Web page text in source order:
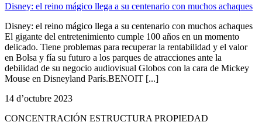
Disney: el reino mágico llega a su centenario con muchos achaques
Disney: el reino mágico llega a su centenario con muchos achaques
El gigante del entretenimiento cumple 100 años en un momento
delicado. Tiene problemas para recuperar la rentabilidad y el valor
en Bolsa y fía su futuro a los parques de atracciones ante la
debilidad de su negocio audiovisual Globos con la cara de Mickey
Mouse en Disneyland París.BENOIT [...]
14 d’octubre 2023
CONCENTRACIÓN ESTRUCTURA PROPIEDAD